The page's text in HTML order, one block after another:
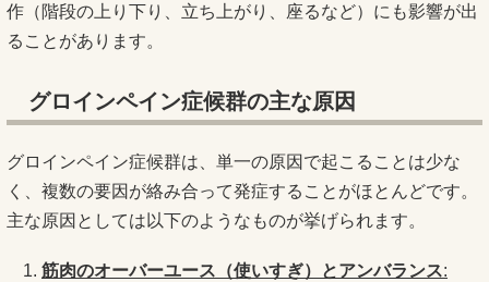
作（階段の上り下り、立ち上がり、座るなど）にも影響が出
ることがあります。
グロインペイン症候群の主な原因
グロインペイン症候群は、単一の原因で起こることは少な
く、複数の要因が絡み合って発症することがほとんどです。
主な原因としては以下のようなものが挙げられます。
筋肉のオーバーユース（使いすぎ）とアンバランス: